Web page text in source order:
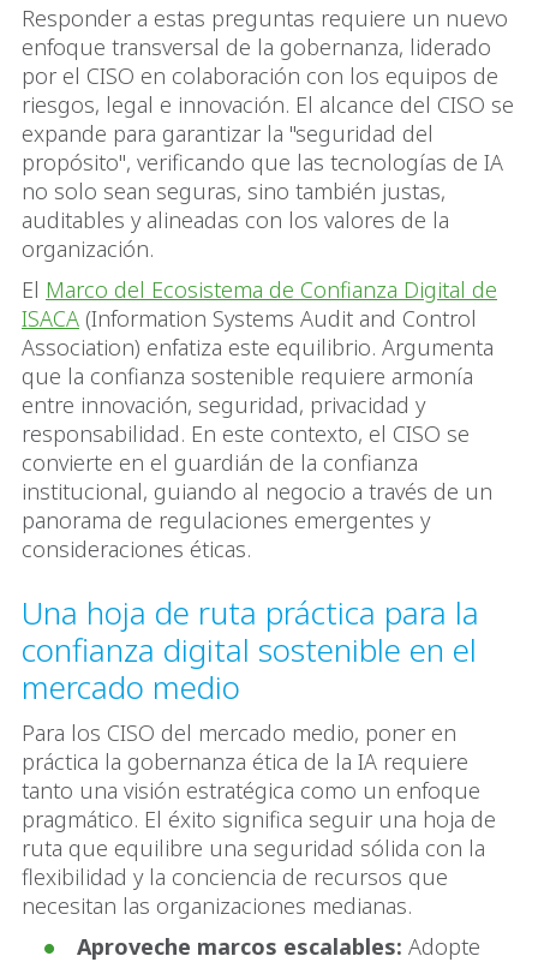
Responder a estas preguntas requiere un nuevo
enfoque transversal de la gobernanza, liderado
por el CISO en colaboración con los equipos de
riesgos, legal e innovación. El alcance del CISO se
expande para garantizar la "seguridad del
propósito", verificando que las tecnologías de IA
no solo sean seguras, sino también justas,
auditables y alineadas con los valores de la
organización.
El Marco del Ecosistema de Confianza Digital de
ISACA (Information Systems Audit and Control
Association) enfatiza este equilibrio. Argumenta
que la confianza sostenible requiere armonía
entre innovación, seguridad, privacidad y
responsabilidad. En este contexto, el CISO se
convierte en el guardián de la confianza
institucional, guiando al negocio a través de un
panorama de regulaciones emergentes y
consideraciones éticas.
Una hoja de ruta práctica para la
confianza digital sostenible en el
mercado medio
Para los CISO del mercado medio, poner en
práctica la gobernanza ética de la IA requiere
tanto una visión estratégica como un enfoque
pragmático. El éxito significa seguir una hoja de
ruta que equilibre una seguridad sólida con la
flexibilidad y la conciencia de recursos que
necesitan las organizaciones medianas.
Aproveche marcos escalables: Adopte